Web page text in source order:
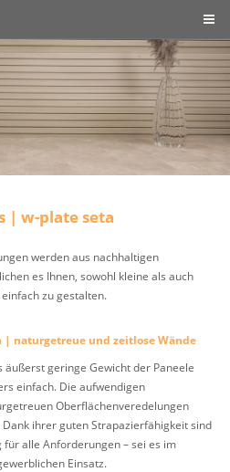
| w-plate seta
werden aus nachhaltigen
es Ihnen, sowohl kleine als auch
zu gestalten.
naturgetreue und zeitlose Wände
geringe Gewicht der Paneele
einfach. Die aufwendigen
Oberflächenveredelungen
ihrer guten Strapazierfähigkeit sind
alle Anforderungen – sei es im
Einsatz.